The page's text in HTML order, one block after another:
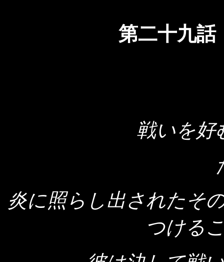
第二
戦いを好
炎に照らし出されたそ
つける